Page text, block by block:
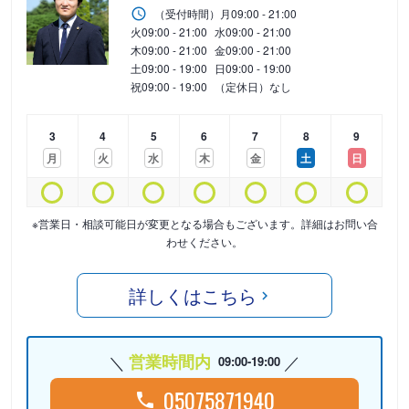
（受付時間） 月09:00 - 21:00
火09:00 - 21:00 水09:00 - 21:00
木09:00 - 21:00 金09:00 - 21:00
土09:00 - 19:00 日09:00 - 19:00
祝09:00 - 19:00 （定休日）なし
3
月
4
火
5
水
6
木
7
金
8
土
9
日
※営業日・相談可能日が変更となる場合もございます。詳細はお問い合
わせください。
詳しくはこちら
営業時間内 09:00-19:00
05075871940